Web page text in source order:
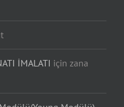
İMALATI için zana